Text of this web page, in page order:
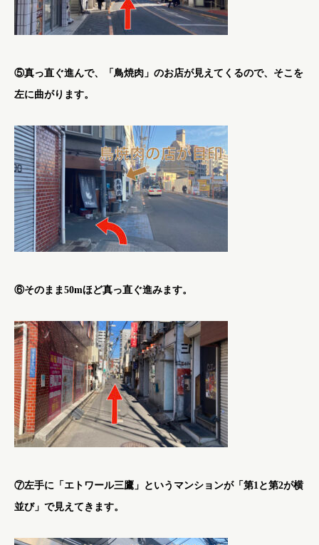
⑤真っ直ぐ進んで、「鳥焼肉」のお店が見えてくるので、そこを
左に曲がります。
⑥そのまま50mほど真っ直ぐ進みます。
⑦左手に「エトワール三鷹」というマンションが「第1と第2が横
並び」で見えてきます。